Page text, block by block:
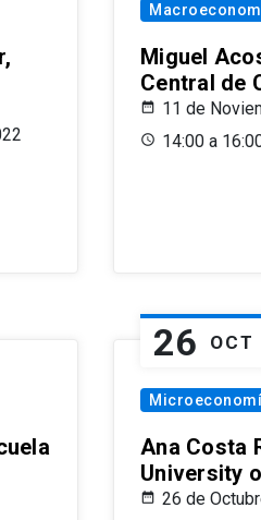
Miguel
Central de
11 de
14:00 a
26 OCT
Ana Costa
University
26 de